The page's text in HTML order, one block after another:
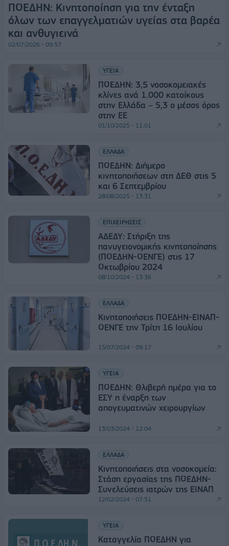
ΠΟΕΔΗΝ: Κινητοποίηση για την ένταξη
όλων των επαγγελματιών υγείας στα βαρέα
και ανθυγιεινά
02/07/2026 - 09:57
ΥΓΕΙΑ
ΠΟΕΔΗΝ: 3,5 νοσοκομειακές
κλίνες ανά 1.000 κατοίκους
στην Ελλάδα – 5,3 ο μέσος όρος
στην ΕΕ
01/10/2025 - 11:01
ΕΛΛΑΔΑ
ΠΟΕΔΗΝ: Διήμερο
κινητοποιήσεων στη ΔΕΘ στις 5
και 6 Σεπτεμβρίου
28/08/2025 - 13:31
ΕΠΙΧΕΙΡΗΣΕΙΣ
ΑΔΕΔΥ: Στήριξη της
πανυγειονομικής κινητοποίησης
(ΠΟΕΔΗΝ-ΟΕΝΓΕ) στις 17
Οκτωβρίου 2024
08/10/2024 - 13:36
ΕΛΛΑΔΑ
Κινητοποιήσεις ΠΟΕΔΗΝ-ΕΙΝΑΠ-
ΟΕΝΓΕ την Τρίτη 16 Ιουλίου
15/07/2024 - 09:17
ΥΓΕΙΑ
ΠΟΕΔΗΝ: Θλιβερή ημέρα για το
ΕΣΥ η έναρξη των
απογευματινών χειρουργίων
13/03/2024 - 12:04
ΕΛΛΑΔΑ
Κινητοποιήσεις στα νοσοκομεία:
Στάση εργασίας της ΠΟΕΔΗΝ-
Συνελεύσεις ιατρών της ΕΙΝΑΠ
12/02/2024 - 07:51
ΥΓΕΙΑ
Καταγγελία ΠΟΕΔΗΝ για